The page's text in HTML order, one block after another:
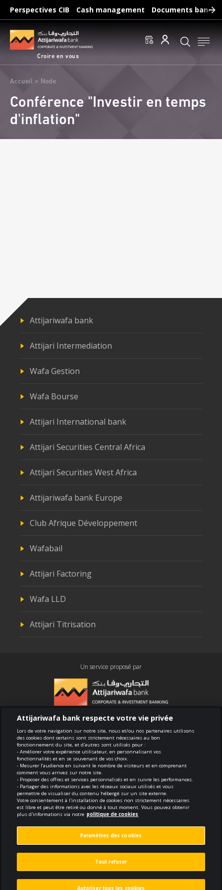
Aller
contenu
principal
Perspectives CIB Cash management Documents
Croire en vous
Fil
d'Ariane
Accueil Node
Conférence "Investir en temps
d'inflation"
Attijariwafa bank
Attijari Intermediation
Wafa Gestion
Wafa Bourse
Attijari International bank
Attijari Securities Central Africa
Attijari Securities West Africa
Attijariwafa bank Europe
Club Afrique Développement
Wafabail
Attijari Factoring
Wafa LLD
Attijari Titrisation
Un service proposé par
Conformité
Conditions générales d'utilisation
Sécurité et confidentialité
Politique de cookies
Protection des données personnelles
© 2026 Tous droits réservés
Réalisé par void.fr
Recherches fréquentes :
Accéder aux comptes Effectuer un virement
Éditer un RIB
Attijariwafa bank respecte votre vie privée
Lors de votre navigation sur notre site, nous et/ou nos partenaires utilisons
des cookies dont certains sont strictement nécessaires au bon
fonctionnement du site, et d'autres sont utilisés pour :
- Améliorer votre expérience utilisateur, en personnalisant vos
fonctionnalités et en se souvenant de vos choix.
- Mesurer l’audience en suivant le nombre de visiteurs et en comprenant
comment vous arrivez sur notre site.
- Proposer des offres et services personnalisés et en suivre les performances.
- Partager des informations avec les réseaux sociaux utilisés et vous
permettre de visualiser du contenu hébergé sur un site externe.
Votre consentement à l'installation de cookies non strictement nécessaires
est libre et peut être retiré ou donné à tout moment. Vous pouvez obtenir
plus d'informations via notre politique de cookies
Paramètres des cookies
Tout refuser
Autoriser tous les cookies